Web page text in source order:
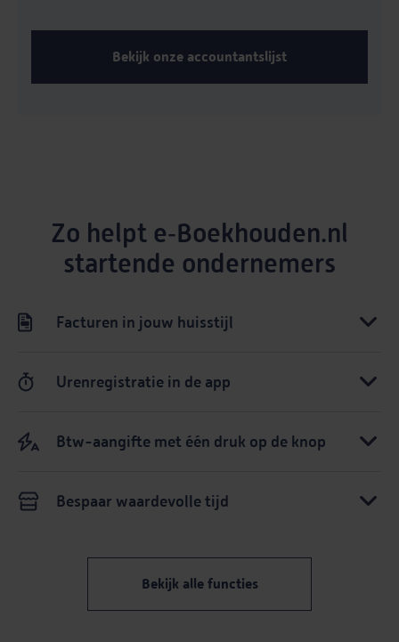
Bekijk onze accountantslijst
Zo helpt e‑Boekhouden.nl
startende ondernemers
Facturen in jouw huisstijl
Urenregistratie in de app
Btw-aangifte met één druk op de knop
Bespaar waardevolle tijd
Bekijk alle functies